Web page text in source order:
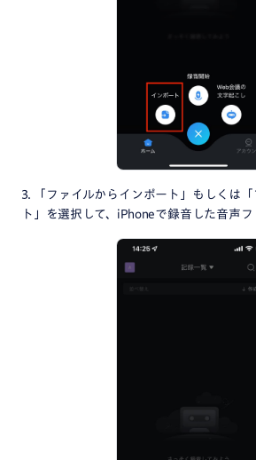
3. 「ファイルからインポート」もしくは
ト」を選択して、iPhoneで録音した音声フ